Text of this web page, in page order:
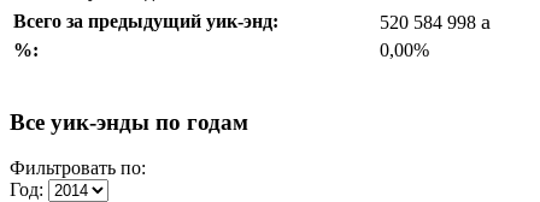
Всего за предыдущий уик-энд: 520 584 998 a
%: 0,00%
Все уик-энды по годам
Фильтровать по:
Год: